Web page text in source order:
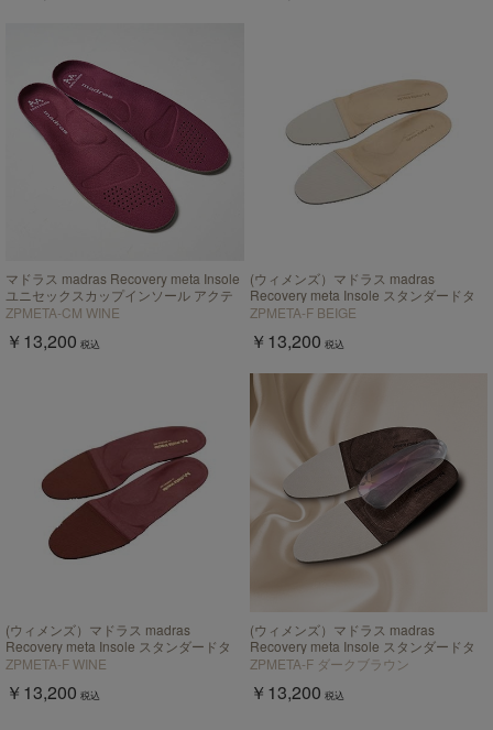
マドラス madras Recovery meta Insole
ユニセックスカップインソール アクテ
ィブタイプ【返品不可商品】
ZPMETA-CM WINE
￥13,200 税込
(ウィメンズ）マドラス madras
Recovery meta Insole スタンダードタ
イプ "歩行の質を上げる”【返品不可商
ZPMETA-F BEIGE
￥13,200 税込
(ウィメンズ）マドラス madras
Recovery meta Insole スタンダードタ
イプ "歩行の質を上げる”【返品不可商
ZPMETA-F WINE
￥13,200 税込
(ウィメンズ）マドラス madras
Recovery meta Insole スタンダードタ
イプ "歩行の質を上げる”【返品不可商
ZPMETA-F ダークブラウン
￥13,200 税込